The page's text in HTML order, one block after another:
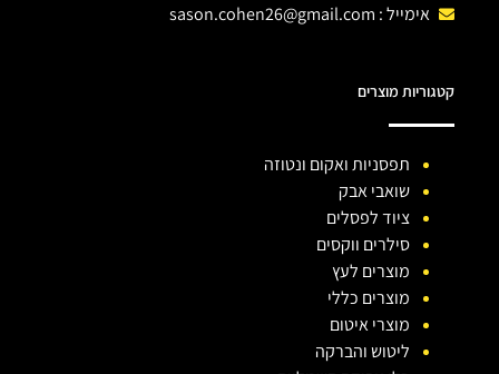
אימייל : sason.cohen26@gmail.com
קטגוריות מוצרים
תפסניות ואקום ונטוזה
שואבי אבק
ציוד לפסלים
סילרים ווקסים
מוצרים לעץ
מוצרים כללי
מוצרי איטום
ליטוש והברקה